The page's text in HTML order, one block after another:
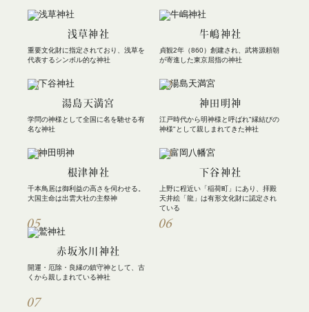
01
浅草神社
重要文化財に指定されており、浅草を
代表するシンボル的な神社
02
牛嶋神社
貞観2年（860）創建され、武将源頼朝
が寄進した東京屈指の神社
03
湯島天満宮
学問の神様として全国に名を馳せる有
名な神社
04
神田明神
江戸時代から明神様と呼ばれ"縁結びの
神様"として親しまれてきた神社
05
根津神社
千本鳥居は御利益の高さを伺わせる。
大国主命は出雲大社の主祭神
06
下谷神社
上野に程近い「稲荷町」にあり、拝殿
天井絵「龍」は有形文化財に認定され
ている
07
赤坂氷川神社
開運・厄除・良縁の鎮守神として、古
くから親しまれている神社